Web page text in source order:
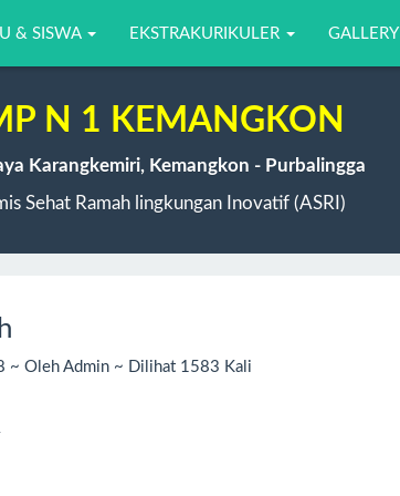
& SISWA EKSTRAKURIKULER GALLERY
N 1 KEMANGKON
Karangkemiri, Kemangkon - Purbalingga
Sehat Ramah lingkungan Inovatif (ASRI)
~ Oleh Admin ~ Dilihat 1583 Kali